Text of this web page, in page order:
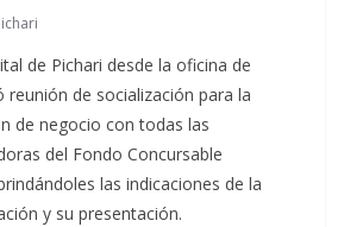
de Pichari desde la oficina de
reunión de socialización para la
de negocio con todas las
del Fondo Concursable
las indicaciones de la
y su presentación.